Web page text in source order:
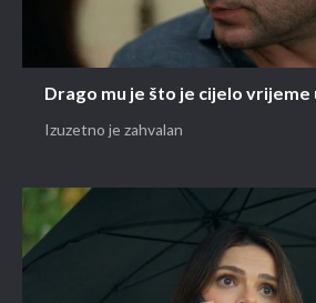
Drago mu je što je cijelo vrijeme
Izuzetno je zahvalan